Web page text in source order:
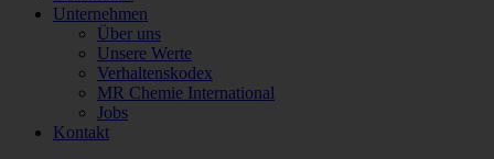
Unternehmen
Über uns
Unsere Werte
Verhaltenskodex
MR Chemie International
Jobs
Kontakt